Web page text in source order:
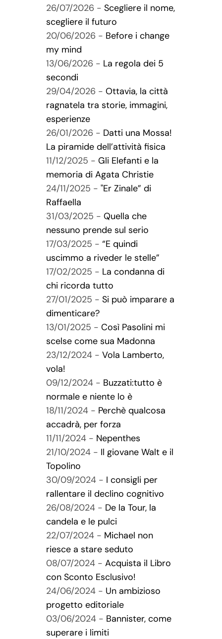
26/07/2026 - Scegliere il nome,
scegliere il futuro
20/06/2026 - Before i change
my mind
13/06/2026 - La regola dei 5
secondi
29/04/2026 - Ottavia, la città
ragnatela tra storie, immagini,
esperienze
26/01/2026 - Datti una Mossa!
La piramide dell’attività fisica
11/12/2025 - Gli Elefanti e la
memoria di Agata Christie
24/11/2025 - "Er Zinale” di
Raffaella
31/03/2025 - Quella che
nessuno prende sul serio
17/03/2025 - “E quindi
uscimmo a riveder le stelle”
17/02/2025 - La condanna di
chi ricorda tutto
27/01/2025 - Si può imparare a
dimenticare?
13/01/2025 - Così Pasolini mi
scelse come sua Madonna
23/12/2024 - Vola Lamberto,
vola!
09/12/2024 - Buzzati:tutto è
normale e niente lo è
18/11/2024 - Perchè qualcosa
accadrà, per forza
11/11/2024 - Nepenthes
21/10/2024 - Il giovane Walt e il
Topolino
30/09/2024 - I consigli per
rallentare il declino cognitivo
26/08/2024 - De la Tour, la
candela e le pulci
22/07/2024 - Michael non
riesce a stare seduto
08/07/2024 - Acquista il Libro
con Sconto Esclusivo!
24/06/2024 - Un ambizioso
progetto editoriale
03/06/2024 - Bannister, come
superare i limiti